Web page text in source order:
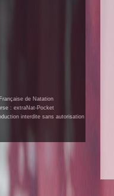
de Natation
: extraNat-Pocket
interdite sans autorisation